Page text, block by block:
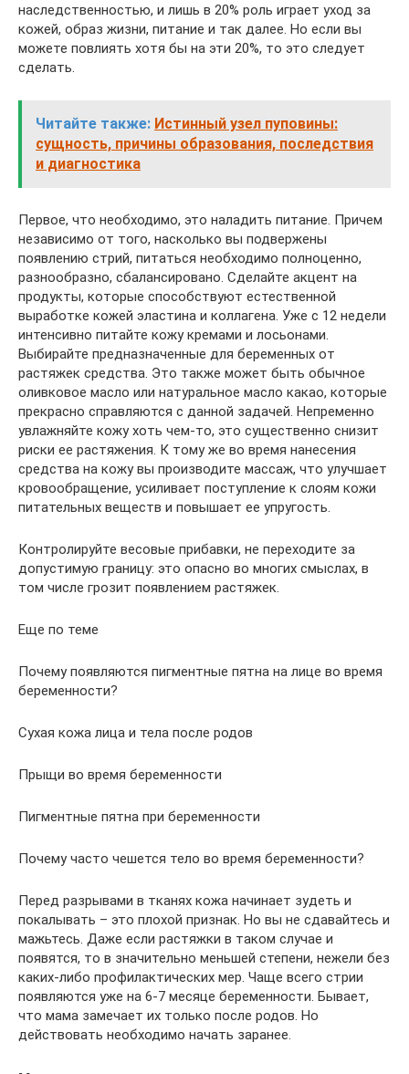
наследственностью, и лишь в 20% роль играет уход за
кожей, образ жизни, питание и так далее. Но если вы
можете повлиять хотя бы на эти 20%, то это следует
сделать.
Читайте также: Истинный узел пуповины:
сущность, причины образования, последствия
и диагностика
Первое, что необходимо, это наладить питание. Причем
независимо от того, насколько вы подвержены
появлению стрий, питаться необходимо полноценно,
разнообразно, сбалансировано. Сделайте акцент на
продукты, которые способствуют естественной
выработке кожей эластина и коллагена. Уже с 12 недели
интенсивно питайте кожу кремами и лосьонами.
Выбирайте предназначенные для беременных от
растяжек средства. Это также может быть обычное
оливковое масло или натуральное масло какао, которые
прекрасно справляются с данной задачей. Непременно
увлажняйте кожу хоть чем-то, это существенно снизит
риски ее растяжения. К тому же во время нанесения
средства на кожу вы производите массаж, что улучшает
кровообращение, усиливает поступление к слоям кожи
питательных веществ и повышает ее упругость.
Контролируйте весовые прибавки, не переходите за
допустимую границу: это опасно во многих смыслах, в
том числе грозит появлением растяжек.
Еще по теме
Почему появляются пигментные пятна на лице во время
беременности?
Сухая кожа лица и тела после родов
Прыщи во время беременности
Пигментные пятна при беременности
Почему часто чешется тело во время беременности?
Перед разрывами в тканях кожа начинает зудеть и
покалывать – это плохой признак. Но вы не сдавайтесь и
мажьтесь. Даже если растяжки в таком случае и
появятся, то в значительно меньшей степени, нежели без
каких-либо профилактических мер. Чаще всего стрии
появляются уже на 6-7 месяце беременности. Бывает,
что мама замечает их только после родов. Но
действовать необходимо начать заранее.